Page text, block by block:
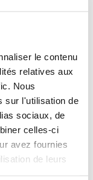
le contenu
relatives aux
Nous
sur l'utilisation de
sociaux, de
celles-ci
avez fournies
de leurs
National